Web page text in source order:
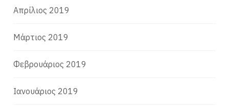
Απρίλιος 2019
Μάρτιος 2019
Φεβρουάριος 2019
Ιανουάριος 2019